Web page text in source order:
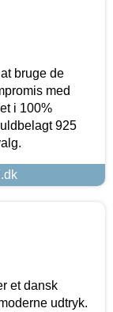
bruge de
med
i 100%
925
et dansk
udtryk.